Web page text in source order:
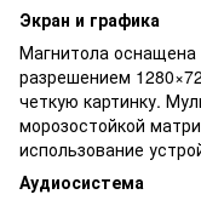
Экран и графика
Магнитола
разрешением
четкую картинку.
морозостойкой
использование
Аудиосистема